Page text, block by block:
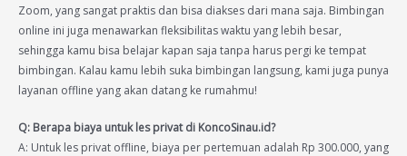
Zoom, yang sangat praktis dan bisa diakses dari mana saja. Bimbingan
online ini juga menawarkan fleksibilitas waktu yang lebih besar,
sehingga kamu bisa belajar kapan saja tanpa harus pergi ke tempat
bimbingan. Kalau kamu lebih suka bimbingan langsung, kami juga punya
layanan offline yang akan datang ke rumahmu!
Q: Berapa biaya untuk les privat di KoncoSinau.id?
A: Untuk les privat offline, biaya per pertemuan adalah Rp 300.000, yang